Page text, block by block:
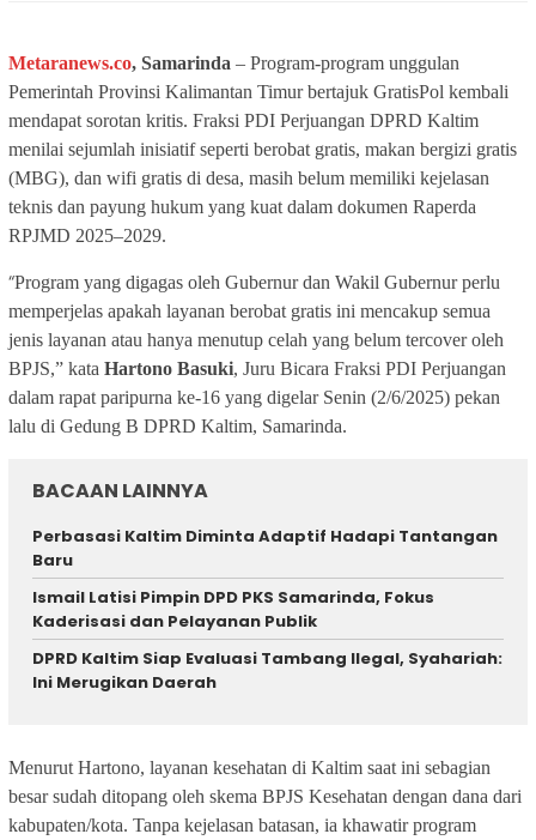
Metaranews.co, Samarinda – Program-program unggulan
Pemerintah Provinsi Kalimantan Timur bertajuk GratisPol kembali
mendapat sorotan kritis. Fraksi PDI Perjuangan DPRD Kaltim
menilai sejumlah inisiatif seperti berobat gratis, makan bergizi gratis
(MBG), dan wifi gratis di desa, masih belum memiliki kejelasan
teknis dan payung hukum yang kuat dalam dokumen Raperda
RPJMD 2025–2029.
“Program yang digagas oleh Gubernur dan Wakil Gubernur perlu
memperjelas apakah layanan berobat gratis ini mencakup semua
jenis layanan atau hanya menutup celah yang belum tercover oleh
BPJS,” kata Hartono Basuki, Juru Bicara Fraksi PDI Perjuangan
dalam rapat paripurna ke-16 yang digelar Senin (2/6/2025) pekan
lalu di Gedung B DPRD Kaltim, Samarinda.
BACAAN LAINNYA
Perbasasi Kaltim Diminta Adaptif Hadapi Tantangan
Baru
Ismail Latisi Pimpin DPD PKS Samarinda, Fokus
Kaderisasi dan Pelayanan Publik
DPRD Kaltim Siap Evaluasi Tambang Ilegal, Syahariah:
Ini Merugikan Daerah
Menurut Hartono, layanan kesehatan di Kaltim saat ini sebagian
besar sudah ditopang oleh skema BPJS Kesehatan dengan dana dari
kabupaten/kota. Tanpa kejelasan batasan, ia khawatir program